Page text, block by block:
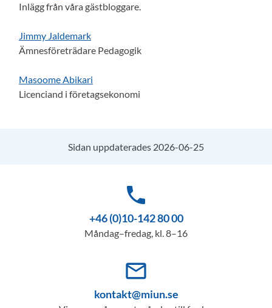
Inlägg från våra gästbloggare.
Jimmy Jaldemark
Ämnesföreträdare Pedagogik
Masoome Abikari
Licenciand i företagsekonomi
Sidan uppdaterades 2026-06-25
phone
+46 (0)10-142 80 00
Måndag–fredag, kl. 8–16
mail_outline
kontakt@miun.se